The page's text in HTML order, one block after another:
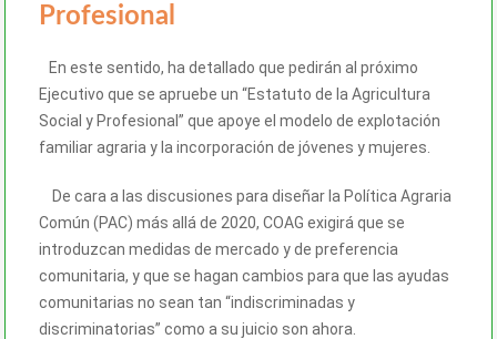
Profesional
En este sentido, ha detallado que pedirán al próximo
Ejecutivo que se apruebe un “Estatuto de la Agricultura
Social y Profesional” que apoye el modelo de explotación
familiar agraria y la incorporación de jóvenes y mujeres.
De cara a las discusiones para diseñar la Política Agraria
Común (PAC) más allá de 2020, COAG exigirá que se
introduzcan medidas de mercado y de preferencia
comunitaria, y que se hagan cambios para que las ayudas
comunitarias no sean tan “indiscriminadas y
discriminatorias” como a su juicio son ahora.